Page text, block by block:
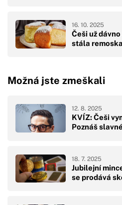
Češi už
stála
16. 10. 2025
Možná jste zmeškali
KVÍZ: Češi
Poznáš
12. 8. 2025
Jubilejní
se prodává
18. 7. 2025